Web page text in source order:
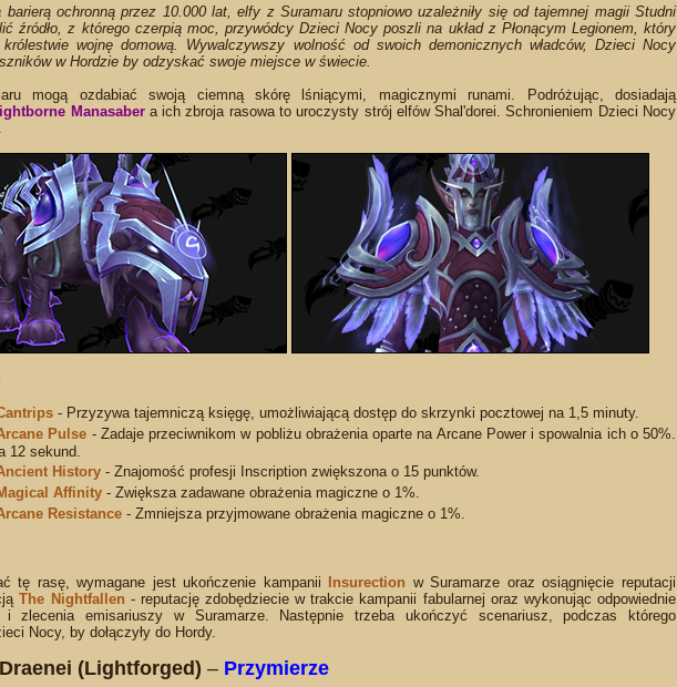
barierą ochronną przez 10.000 lat, elfy z Suramaru stopniowo uzależniły się od tajemnej magii Studni
źródło, z którego czerpią moc, przywódcy Dzieci Nocy poszli na układ z Płonącym Legionem, który
królestwie wojnę domową. Wywalczywszy wolność od swoich demonicznych władców, Dzieci Nocy
w Hordzie by odzyskać swoje miejsce w świecie.
mogą ozdabiać swoją ciemną skórę lśniącymi, magicznymi runami. Podróżując, dosiadają
Manasabera ich zbroja rasowa to uroczysty strój elfów Shal'dorei. Schronieniem Dzieci Nocy
.
- Przyzywa tajemniczą księgę, umożliwiającą dostęp do skrzynki pocztowej na 1,5 minuty.
Pulse - Zadaje przeciwnikom w pobliżu obrażenia oparte na Arcane Power i spowalnia ich o 50%.
12 sekund.
History - Znajomość profesji Inscription zwiększona o 15 punktów.
Affinity - Zwiększa zadawane obrażenia magiczne o 1%.
Resistance - Zmniejsza przyjmowane obrażenia magiczne o 1%.
tę rasę, wymagane jest ukończenie kampanii Insurection w Suramarze oraz osiągnięcie reputacji
The Nightfallen - reputację zdobędziecie w trakcie kampanii fabularnej oraz wykonując odpowiednie
i zlecenia emisariuszy w Suramarze. Następnie trzeba ukończyć scenariusz, podczas którego
Nocy, by dołączyły do Hordy.
(Lightforged) – Przymierze